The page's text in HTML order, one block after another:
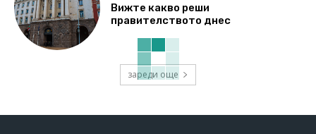
Вижте какво реши
правителството днес
зареди още